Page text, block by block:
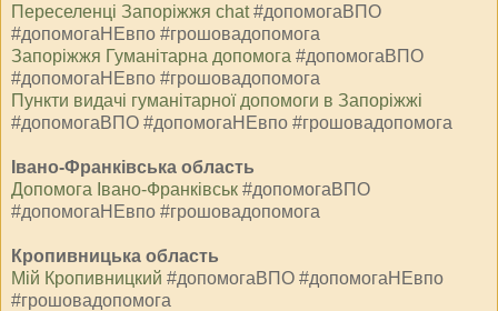
Переселенці Запоріжжя chat#допомогаВПО
#допомогаНЕвпо #грошовадопомога
Запоріжжя Гуманітарна допомога #допомогаВПО
#допомогаНЕвпо #грошовадопомога
Пункти видачі гуманітарної допомоги в Запоріжжі
#допомогаВПО #допомогаНЕвпо #грошовадопомога
Івано-Франківська область
Допомога Івано-Франківськ #допомогаВПО
#допомогаНЕвпо #грошовадопомога
Кропивницька область
Мiй Кропивницкий #допомогаВПО #допомогаНЕвпо
#грошовадопомога